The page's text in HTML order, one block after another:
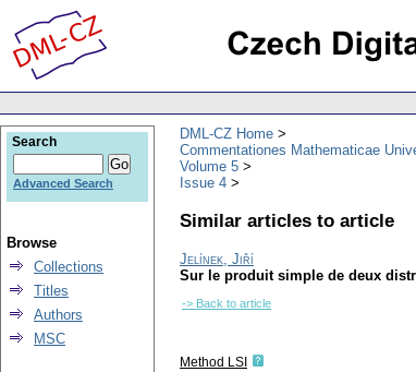
DML-CZ Home
Commentationes Mathematicae
Volume 5
Issue 4
Similar articles to article
Jelínek, Jiří
Sur le produit simple de deux
-> Back to article
Method LSI
Search
Advanced Search
Browse
Collections
Titles
Authors
MSC